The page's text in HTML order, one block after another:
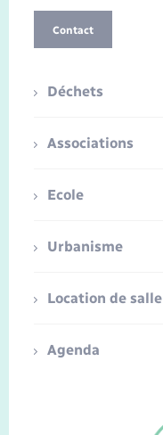
Contact
Déchets
Associations
Ecole
Urbanisme
Location de salle
Agenda